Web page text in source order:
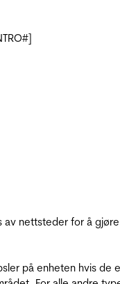
av nettsteder for å gjøre
på enheten hvis de